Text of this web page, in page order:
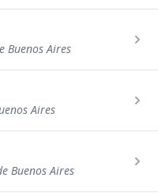
Buenos Aires
Aires
Buenos Aires